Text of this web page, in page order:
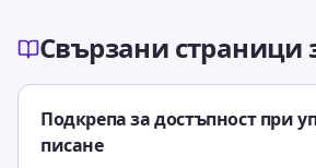
Свързани страници
Подкрепа за достъпност при
писане